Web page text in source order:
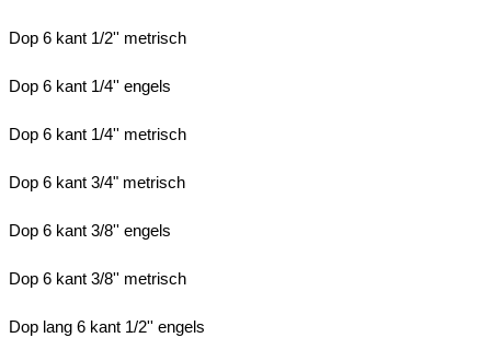
Dop 6 kant 1/2'' metrisch
Dop 6 kant 1/4'' engels
Dop 6 kant 1/4'' metrisch
Dop 6 kant 3/4" metrisch
Dop 6 kant 3/8'' engels
Dop 6 kant 3/8'' metrisch
Dop lang 6 kant 1/2'' engels